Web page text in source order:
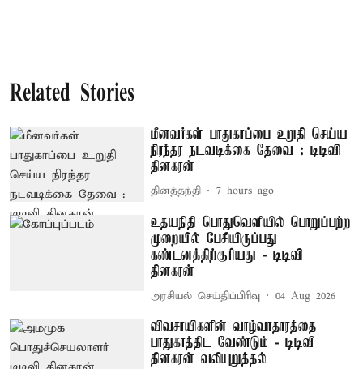
Related Stories
மீனவர்கள் பாதுகாப்பை உறுதி செய்ய
நிரந்தர நடவடிக்கை தேவை : டிடிவி
தினகரன்
தினத்தந்தி 7 hours ago
உதயநிதி பொதுவெளியில் பொறுப்பற்ற
முறையில் பேசியிருப்பது
கண்டனத்திற்குரியது - டிடிவி
தினகரன்
அரசியல் செய்திப்பிரிவு 04 Aug 2026
விவசாயிகளின் வாழ்வாதாரத்தை
பாதுகாத்திட வேண்டும் - டிடிவி
தினகரன் வலியுறுத்தல்